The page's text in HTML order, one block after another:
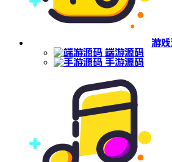
游
端游源码
手游源码